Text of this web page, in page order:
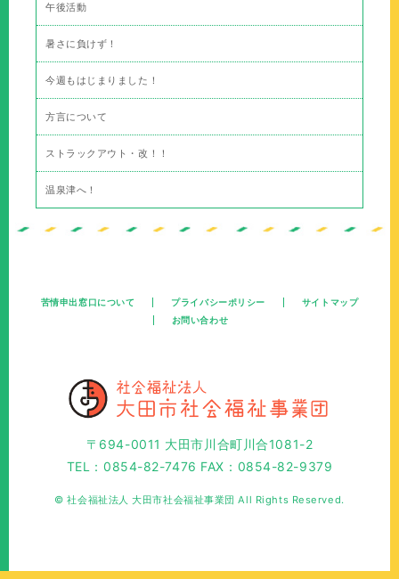
午後活動
暑さに負けず！
今週もはじまりました！
方言について
ストラックアウト・改！！
温泉津へ！
苦情申出窓口について プライバシーポリシー
サイトマップ
お問い合わせ
〒694-0011 大田市川合町川合1081-2
TEL：0854-82-7476 FAX：0854-82-9379
© 社会福祉法人 大田市社会福祉事業団 All Rights Reserved.